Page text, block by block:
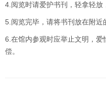
4.阅览时请爱护书刊，轻拿轻放
5.阅览完毕，请将书刊放在附近
6.在馆内参观时应举止文明，
偿。